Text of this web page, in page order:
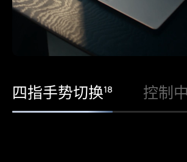
四指手势切换18 控制